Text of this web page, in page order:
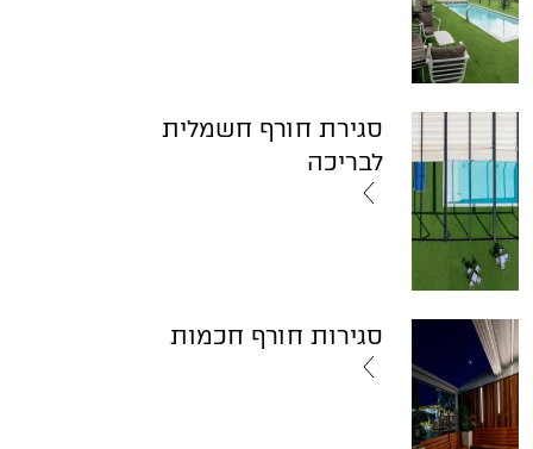
סגירת חורף חשמלית
לבריכה
סגירות חורף חכמות